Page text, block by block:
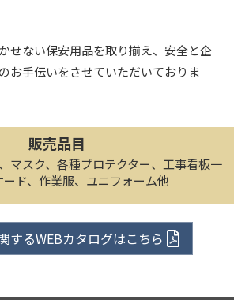
せない保安用品を取り揃え、安全と企
お手伝いをさせていただいておりま
販売品目
マスク、各種プロテクター、工事看板一
ド、作業服、ユニフォーム他
するWEBカタログはこちら